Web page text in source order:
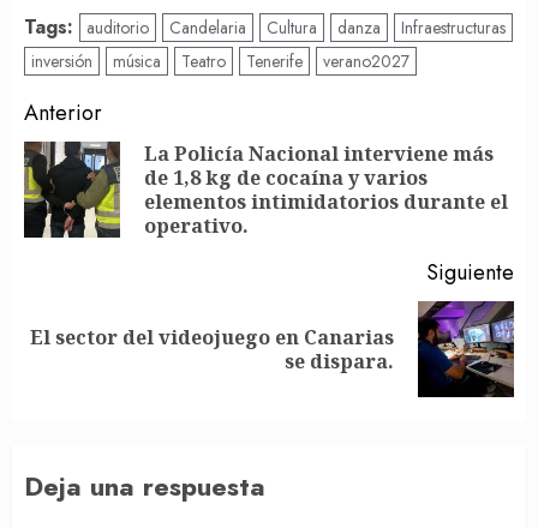
Tags: auditorio Candelaria Cultura danza
Infraestructuras
inversión
música Teatro Tenerife verano2027
Post
navigation
Anterior
La Policía Nacional interviene más
de 1,8 kg de cocaína y varios
elementos intimidatorios durante el
operativo.
Siguiente
Siguiente
El sector del videojuego en Canarias
se dispara.
Deja una respuesta